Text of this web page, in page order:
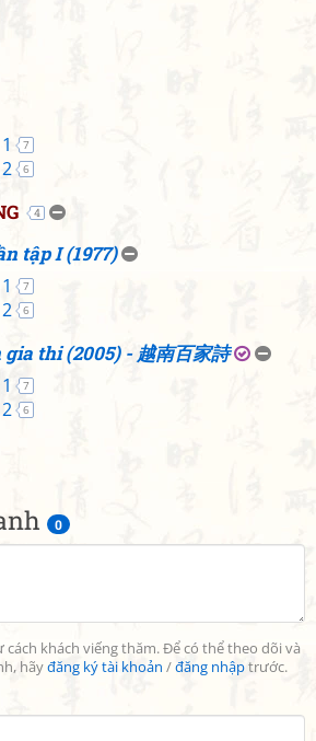
0
cách khách viếng thăm. Để có thể theo dõi và
hãyđăng ký tài khoản /đăng nhậptrước.
7
6
4
tập I (1977)
7
6
thi (2005) - 越南百家詩
7
6